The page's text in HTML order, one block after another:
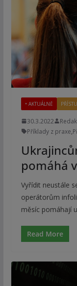
• AKTUÁLNĚ
30.3.2022
Příklady z praxe,
pomáhá
Vyřídit neustále
operátorům
měsíc pomáhají
Read More